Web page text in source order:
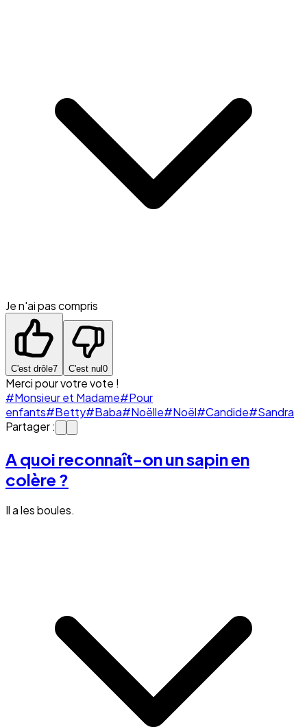
Je n'ai pas compris
C'est drôle7 C'est nul0
Merci pour votre vote !
#Monsieur et Madame#Pour
enfants#Betty#Baba#Noëlle#Noël#Candide#Sandra
Partager :
A quoi reconnaît-on un sapin en
colère ?
Il a les boules.